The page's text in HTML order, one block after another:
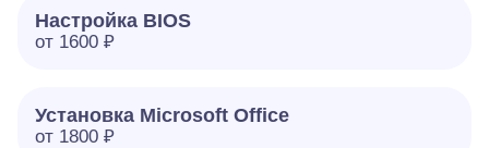
Настройка BIOS
от 1600 ₽
Установка Microsoft Office
от 1800 ₽